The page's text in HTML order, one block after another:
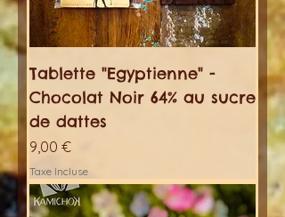
Tablette "Egyptienne" -
Chocolat Noir 64% au sucre
de dattes
Prix
9,00 €
Taxe Incluse